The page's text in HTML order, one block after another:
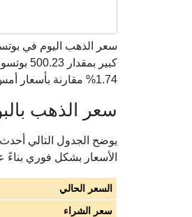
سعر الذهب اليوم في
1.74% مقارنة بأسعار أمس الخميس 06 أغسطس 2026).
سعر الذهب
يوضح الجدول التالي أحدث
الأسعار بشكل فوري
السعر الحالي
سعر الشراء